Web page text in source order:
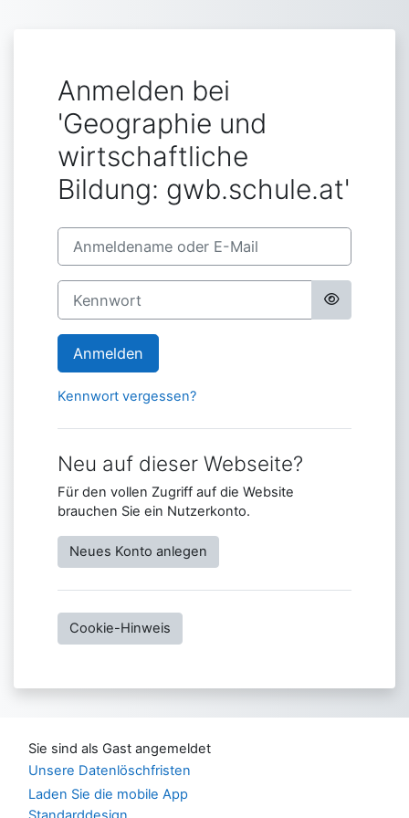
Anmelden bei
'Geographie und
wirtschaftliche
Bildung: gwb.schule.at'
Anmeldename oder E-Mail
Kennwort
Anmelden
Kennwort vergessen?
Neu auf dieser Webseite?
Für den vollen Zugriff auf die Website
brauchen Sie ein Nutzerkonto.
Neues Konto anlegen
Cookie-Hinweis
Sie sind als Gast angemeldet
Unsere Datenlöschfristen
Laden Sie die mobile App